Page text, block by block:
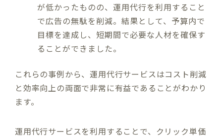
が低かったものの、運用代行を利用すること
で広告の無駄を削減。結果として、予算内で
目標を達成し、短期間で必要な人材を確保す
ることができました。
これらの事例から、運用代行サービスはコスト削減
と効率向上の両面で非常に有益であることがわかり
ます。
運用代行サービスを利用することで、クリック単価